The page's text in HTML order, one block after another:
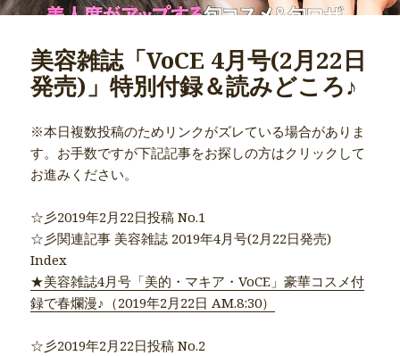
美容雑誌「VoCE 4月号(2月22日
発売)」特別付録＆読みどころ♪
※本日複数投稿のためリンクがズレている場合がありま
す。お手数ですが下記記事をお探しの方はクリックして
お進みください。
☆彡2019年2月22日投稿 No.1
☆彡関連記事 美容雑誌 2019年4月号(2月22日発売)
Index
★美容雑誌4月号「美的・マキア・VoCE」豪華コスメ付
録で春爛漫♪（2019年2月22日 AM.8:30）
☆彡2019年2月22日投稿 No.2